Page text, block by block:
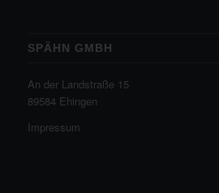
SPÄHN GMBH
An der Landstraße 15
89584 Ehingen
Impressum